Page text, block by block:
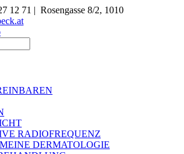
12 71 | Rosengasse 8/2, 1010
RADIOFREQUENZ
DERMATOLOGIE